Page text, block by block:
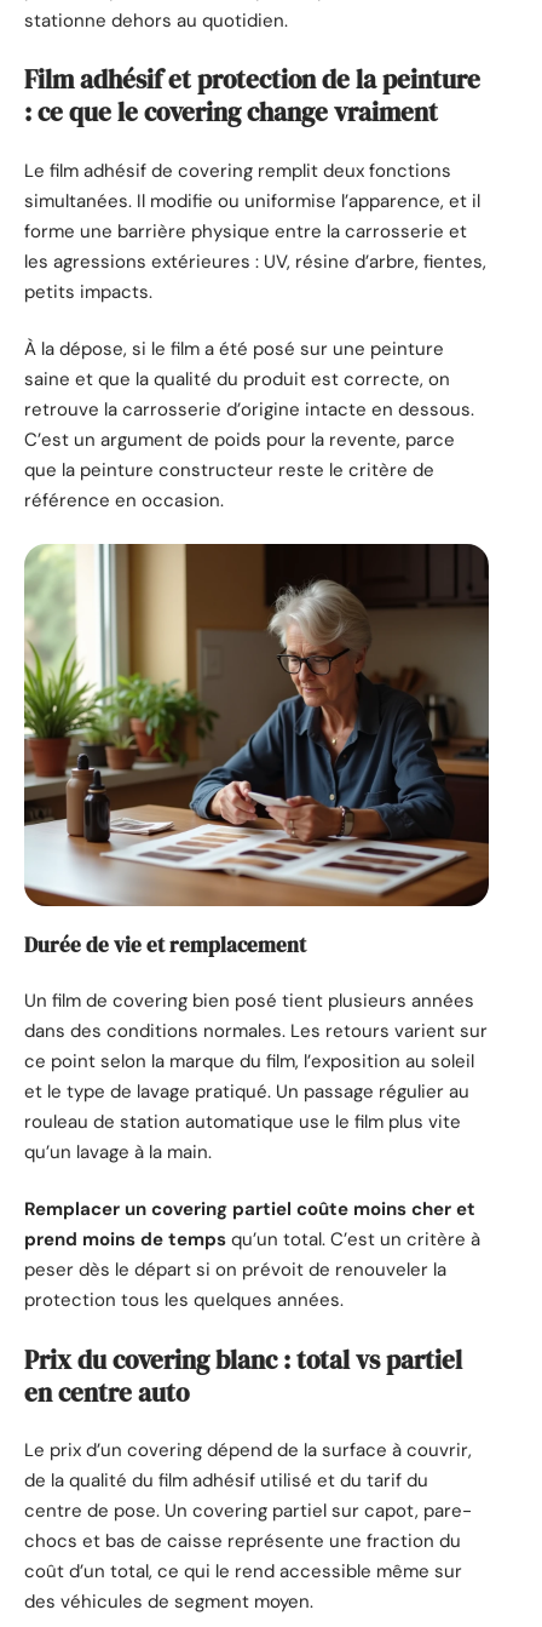
stationne dehors au quotidien.
Film adhésif et protection de la peinture
: ce que le covering change vraiment
Le film adhésif de covering remplit deux fonctions
simultanées. Il modifie ou uniformise l’apparence, et il
forme une barrière physique entre la carrosserie et
les agressions extérieures : UV, résine d’arbre, fientes,
petits impacts.
À la dépose, si le film a été posé sur une peinture
saine et que la qualité du produit est correcte, on
retrouve la carrosserie d’origine intacte en dessous.
C’est un argument de poids pour la revente, parce
que la peinture constructeur reste le critère de
référence en occasion.
Durée de vie et remplacement
Un film de covering bien posé tient plusieurs années
dans des conditions normales. Les retours varient sur
ce point selon la marque du film, l’exposition au soleil
et le type de lavage pratiqué. Un passage régulier au
rouleau de station automatique use le film plus vite
qu’un lavage à la main.
Remplacer un covering partiel coûte moins cher et
prend moins de temps qu’un total. C’est un critère à
peser dès le départ si on prévoit de renouveler la
protection tous les quelques années.
Prix du covering blanc : total vs partiel
en centre auto
Le prix d’un covering dépend de la surface à couvrir,
de la qualité du film adhésif utilisé et du tarif du
centre de pose. Un covering partiel sur capot, pare-
chocs et bas de caisse représente une fraction du
coût d’un total, ce qui le rend accessible même sur
des véhicules de segment moyen.